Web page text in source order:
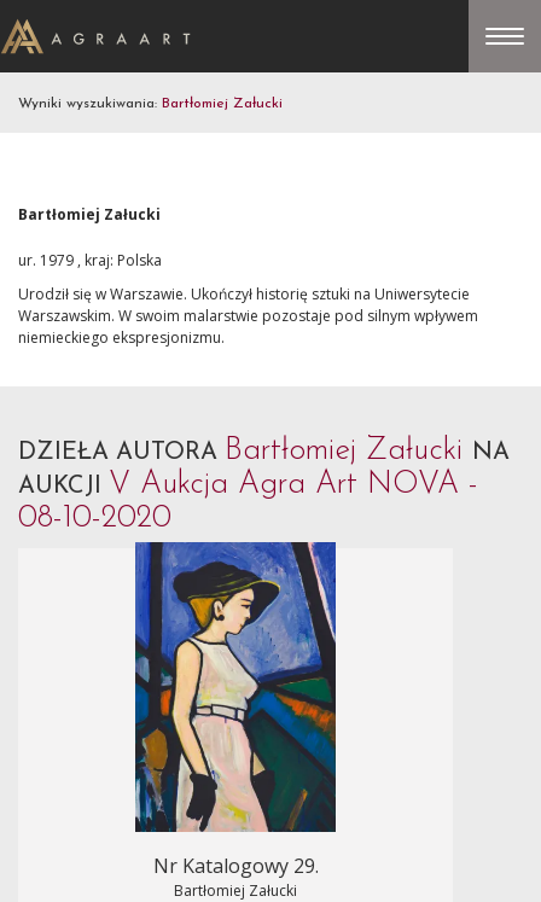
Wyniki wyszukiwania: Bartłomiej Załucki
Bartłomiej Załucki
ur. 1979 , kraj: Polska
Urodził się w Warszawie. Ukończył historię sztuki na Uniwersytecie
Warszawskim. W swoim malarstwie pozostaje pod silnym wpływem
niemieckiego ekspresjonizmu.
DZIEŁA AUTORA Bartłomiej Załucki NA
AUKCJI V Aukcja Agra Art NOVA -
08-10-2020
Nr Katalogowy 29.
Bartłomiej Załucki